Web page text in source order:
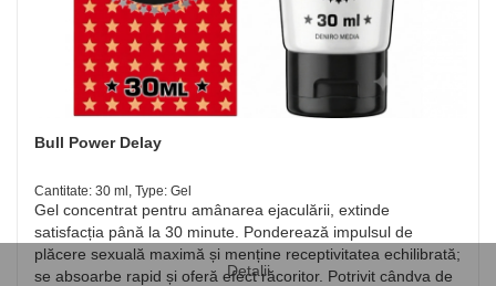
Detalii
Bull Power Delay
Cantitate: 30 ml, Type: Gel
Gel concentrat pentru amânarea ejaculării, extinde
satisfacția până la 30 minute. Ponderează impulsul de
plăcere sexuală maximă și menține receptivitatea echilibrată;
se absoarbe rapid și oferă efect răcoritor. Potrivit cândva de